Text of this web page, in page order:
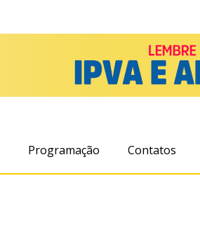
Programação Contatos